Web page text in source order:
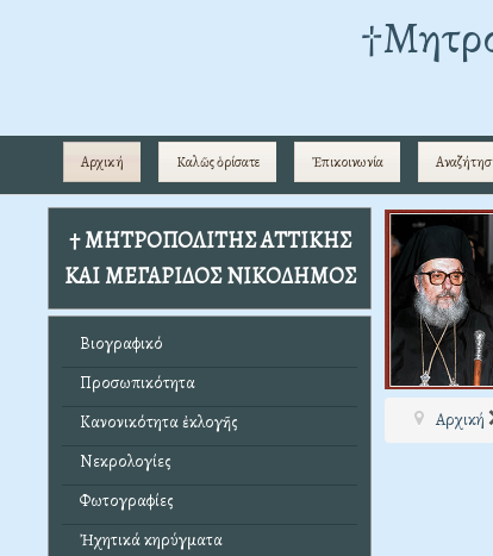
Αρχική Καλῶς ὁρίσατε Ἐπικοινωνία
† ΜΗΤΡΟΠΟΛΙΤΗΣ ΑΤΤΙΚΗΣ
ΚΑΙ ΜΕΓΑΡΙΔΟΣ ΝΙΚΟΔΗΜΟΣ
Βιογραφικό
Προσωπικότητα
Κανονικότητα ἐκλογῆς
Νεκρολογίες
Φωτογραφίες
Ἠχητικά κηρύγματα
Αρχική